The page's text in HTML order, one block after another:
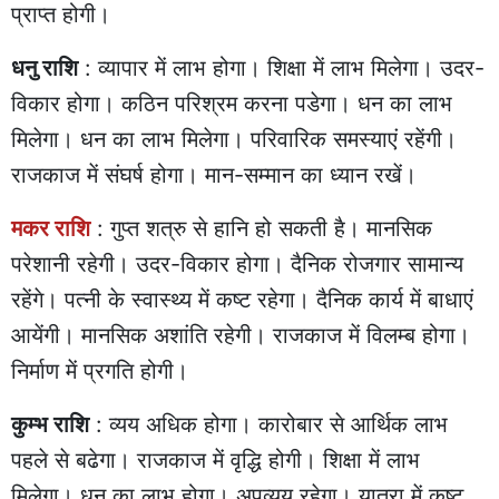
प्राप्त होगी।
धनु राशि: व्यापार में लाभ होगा। शिक्षा में लाभ मिलेगा। उदर-
विकार होगा। कठिन परिश्रम करना पडेगा। धन का लाभ
मिलेगा। धन का लाभ मिलेगा। परिवारिक समस्याएं रहेंगी।
राजकाज में संघर्ष होगा। मान-सम्मान का ध्यान रखें।
मकर राशि: गुप्त शत्रु से हानि हो सकती है। मानसिक
परेशानी रहेगी। उदर-विकार होगा। दैनिक रोजगार सामान्य
रहेंगे। पत्नी के स्वास्थ्य में कष्ट रहेगा। दैनिक कार्य में बाधाएं
आयेंगी। मानसिक अशांति रहेगी। राजकाज में विलम्ब होगा।
निर्माण में प्रगति होगी।
कुम्भ राशि: व्यय अधिक होगा। कारोबार से आर्थिक लाभ
पहले से बढेगा। राजकाज में वृद्धि होगी। शिक्षा में लाभ